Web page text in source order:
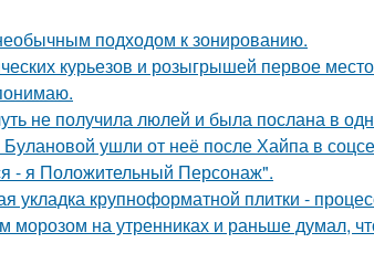
подходом к зонированию.
курьезов и розыгрышей первое
не получила люлей и была послана в
ушли от неё после Хайпа в
- я Положительный Персонаж".
укладка крупноформатной плитки -
морозом на утренниках и раньше думал,